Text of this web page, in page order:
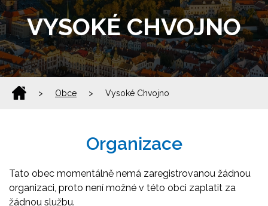
VYSOKÉ CHVOJNO
> Obce > Vysoké Chvojno
Organizace
Tato obec momentálně nemá zaregistrovanou žádnou
organizaci, proto není možné v této obci zaplatit za
žádnou službu.